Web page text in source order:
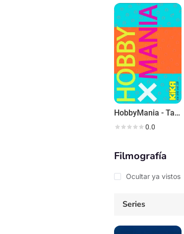
HobbyMania - Tausch mit mir dein Hobby!
0.0
Filmografía
Ocultar ya vistos
Series